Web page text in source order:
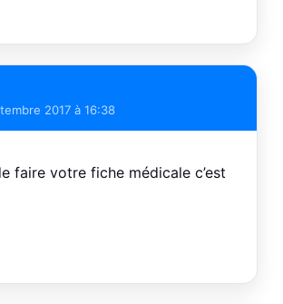
2017 à 16:38
faire votre fiche médicale c’est